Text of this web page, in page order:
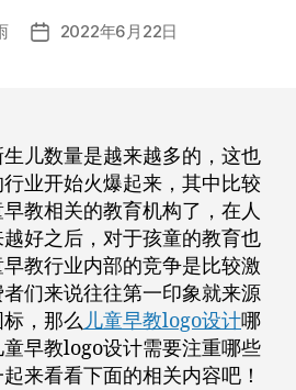
发 2022年6月22日
儿数量是越来越多的，这也
业开始火爆起来，其中比较
教相关的教育机构了，在人
好之后，对于孩童的教育也
教行业内部的竞争是比较激
们来说往往第一印象就来源
，那么儿童早教logo设计哪
早教logo设计需要注重哪些
来看看下面的相关内容吧！